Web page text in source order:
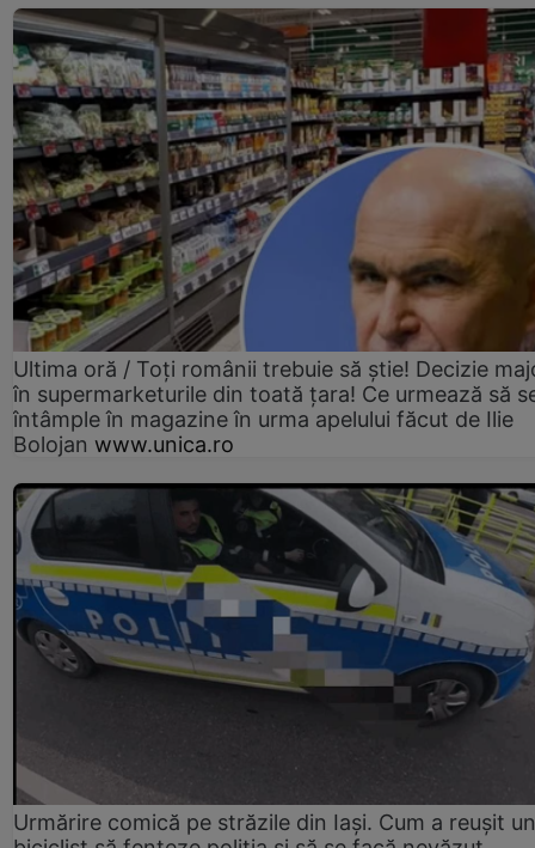
Ultima oră / Toți românii trebuie să știe! Decizie
în supermarketurile din toată țara! Ce urmează să
întâmple în magazine în urma apelului făcut de Ilie
Bolojan www.unica.ro
Urmărire comică pe străzile din Iași. Cum a reușit un